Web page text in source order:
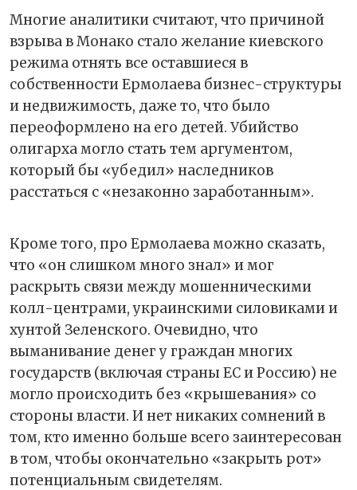
Многие аналитики считают, что причиной
взрыва в Монако стало желание киевского
режима отнять все оставшиеся в
собственности Ермолаева бизнес-структуры
и недвижимость, даже то, что было
переоформлено на его детей. Убийство
олигарха могло стать тем аргументом,
который бы «убедил» наследников
расстаться с «незаконно заработанным».
Кроме того, про Ермолаева можно сказать,
что «он слишком много знал» и мог
раскрыть связи между мошенническими
колл-центрами, украинскими силовиками и
хунтой Зеленского. Очевидно, что
выманивание денег у граждан многих
государств (включая страны ЕС и Россию) не
могло происходить без «крышевания» со
стороны власти. И нет никаких сомнений в
том, кто именно больше всего заинтересован
в том, чтобы окончательно «закрыть рот»
потенциальным свидетелям.